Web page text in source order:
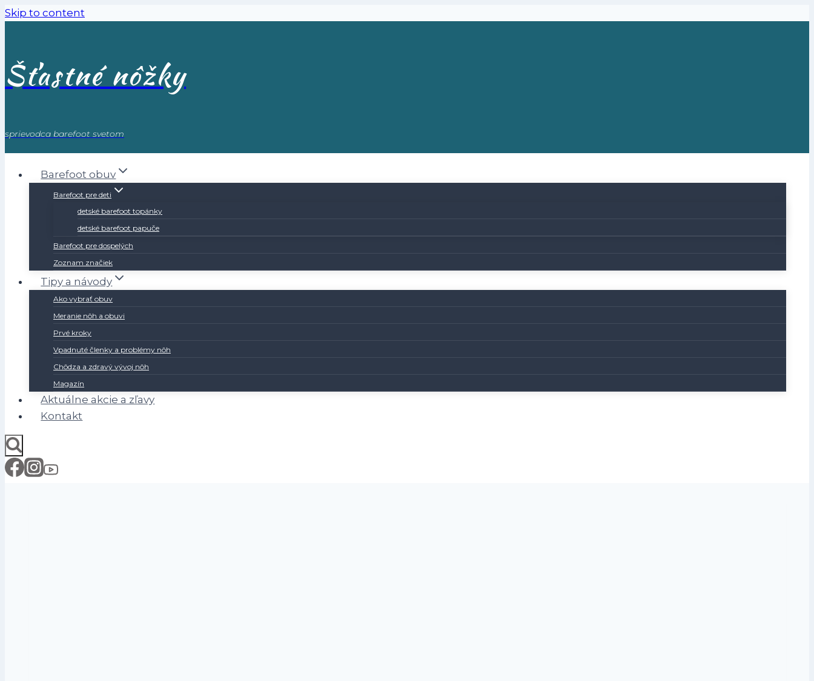
Skip to content
Šťastné nôžky
sprievodca barefoot svetom
Barefoot obuv
Barefoot pre deti
detské barefoot topánky
detské barefoot papuče
Barefoot pre dospelých
Zoznam značiek
Tipy a návody
Ako vybrať obuv
Meranie nôh a obuvi
Prvé kroky
Vpadnuté členky a problémy nôh
Chôdza a zdravý vývoj nôh
Magazín
Aktuálne akcie a zľavy
Kontakt